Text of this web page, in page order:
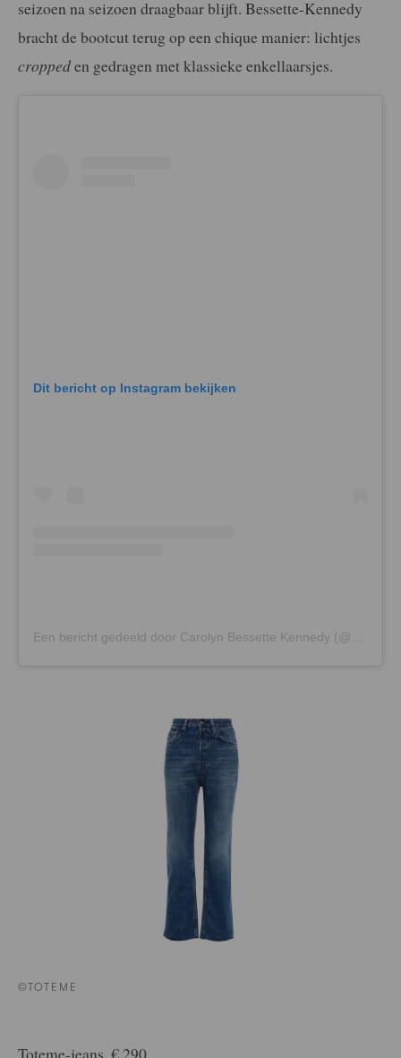
seizoen na seizoen draagbaar blijft. Bessette-Kennedy
bracht de bootcut terug op een chique manier: lichtjes
croppeden gedragen met klassieke enkellaarsjes.
Dit bericht op Instagram bekijken
©TOTEME